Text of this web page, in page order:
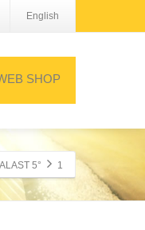
English
SHOP
5° 1